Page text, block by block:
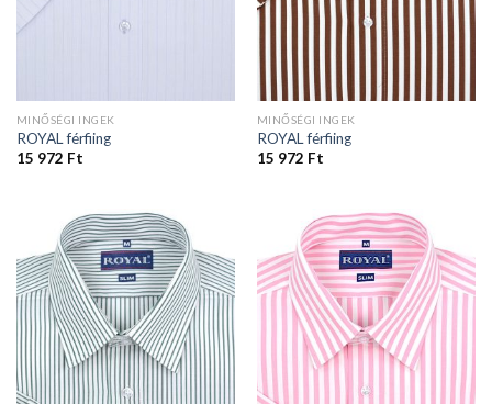
MINŐSÉGI INGEK
ROYAL férfiing
15 972 Ft
MINŐSÉGI INGEK
ROYAL férfiing
15 972 Ft